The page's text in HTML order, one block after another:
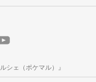
シェ（ポケマル）』